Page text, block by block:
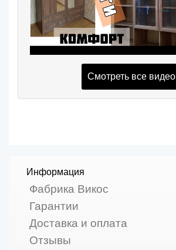
Смотреть все видео
Информация
Фабрика Викос
Гарантии
Доставка и оплата
Отзывы